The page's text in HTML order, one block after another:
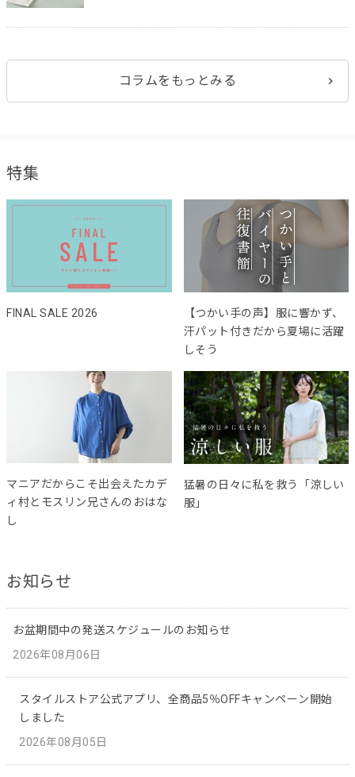
コラムをもっとみる
特集
FINAL SALE 2026
【つかい手の声】服に響かず、
汗パット付きだから夏場に活躍
しそう
マニアだからこそ出会えたカデ
ィ村とモスリン兄さんのおはな
し
猛暑の日々に私を救う「涼しい
服」
お知らせ
お盆期間中の発送スケジュールのお知らせ
2026年08月06日
スタイルストア公式アプリ、全商品5％OFFキャンペーン開始
しました
2026年08月05日